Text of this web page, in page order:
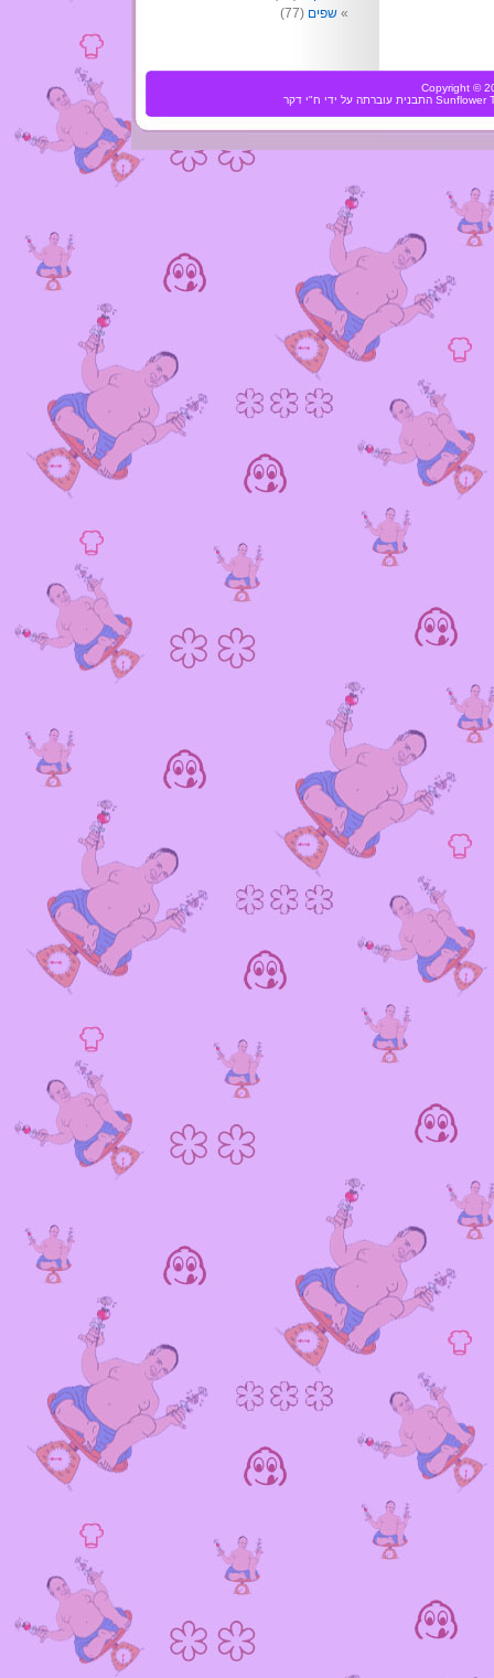
שפים (77)
Copyright ©
Sunflower התבנית עוברתה על ידי ח"י דקר